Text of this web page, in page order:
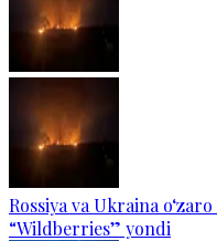
Rossiya va Ukraina
“Wildberries” yondi